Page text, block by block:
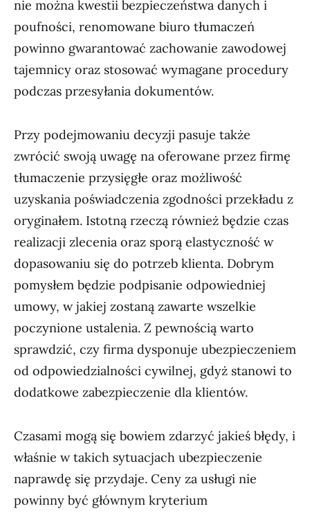
nie można kwestii bezpieczeństwa danych i
poufności, renomowane biuro tłumaczeń
powinno gwarantować zachowanie zawodowej
tajemnicy oraz stosować wymagane procedury
podczas przesyłania dokumentów.
Przy podejmowaniu decyzji pasuje także
zwrócić swoją uwagę na oferowane przez firmę
tłumaczenie przysięgłe oraz możliwość
uzyskania poświadczenia zgodności przekładu z
oryginałem. Istotną rzeczą również będzie czas
realizacji zlecenia oraz sporą elastyczność w
dopasowaniu się do potrzeb klienta. Dobrym
pomysłem będzie podpisanie odpowiedniej
umowy, w jakiej zostaną zawarte wszelkie
poczynione ustalenia. Z pewnością warto
sprawdzić, czy firma dysponuje ubezpieczeniem
od odpowiedzialności cywilnej, gdyż stanowi to
dodatkowe zabezpieczenie dla klientów.
Czasami mogą się bowiem zdarzyć jakieś błędy, i
właśnie w takich sytuacjach ubezpieczenie
naprawdę się przydaje. Ceny za usługi nie
powinny być głównym kryterium